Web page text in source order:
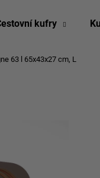
kufry
63 l 65x43x27 cm, L
Co